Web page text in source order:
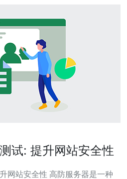
试: 提升网站安全性
高防服务器是一种